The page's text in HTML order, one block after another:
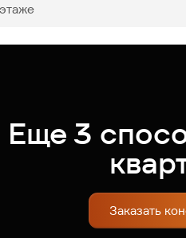
Еще 3
Заказать